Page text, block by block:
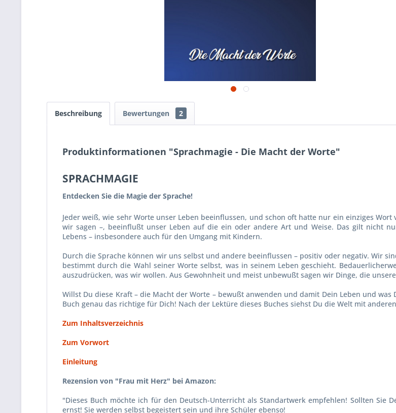
Beschreibung Bewertungen 2
Produktinformationen "Sprachmagie - Die Macht der Worte"
SPRACHMAGIE
Entdecken Sie die Magie der Sprache!
Jeder weiß, wie sehr Worte unser Leben beeinflussen, und schon oft hatte nur ein einziges Wort
wir sagen –, beeinflußt unser Leben auf die ein oder andere Art und Weise. Das gilt nicht
Lebens – insbesondere auch für den Umgang mit Kindern.
Durch die Sprache können wir uns selbst und andere beeinflussen – positiv oder negativ. Wir
bestimmt durch die Wahl seiner Worte selbst, was in seinem Leben geschieht.
auszudrücken, was wir wollen. Aus Gewohnheit und meist unbewußt sagen wir Dinge, die
Willst Du diese Kraft – die Macht der Worte – bewußt anwenden und damit Dein Leben und
Buch genau das richtige für Dich! Nach der Lektüre dieses Buches siehst Du die Welt mit
Zum Inhaltsverzeichnis
Zum Vorwort
Einleitung
Rezension von "Frau mit Herz" bei Amazon:
"Dieses Buch möchte ich für den Deutsch-Unterricht als Standartwerk empfehlen! Sollten Sie
ernst! Sie werden selbst begeistert sein und ihre Schüler ebenso!